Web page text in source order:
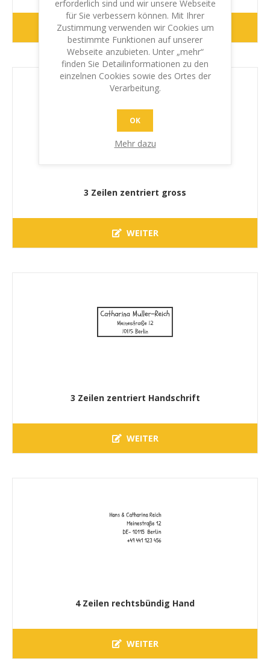
WEITER
3 Zeilen zentriert gross
WEITER
3 Zeilen zentriert Handschrift
WEITER
4 Zeilen rechtsbündig Hand
WEITER
erforderlich sind und wir unsere Webseite
für Sie verbessern können. Mit Ihrer
Zustimmung verwenden wir Cookies um
bestimmte Funktionen auf unserer
Webseite anzubieten. Unter „mehr“
finden Sie Detailinformationen zu den
einzelnen Cookies sowie des Ortes der
Verarbeitung.
OK
Mehr dazu